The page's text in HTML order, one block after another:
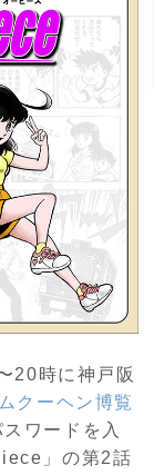
20時に神戸阪
クーヘン博覧
ワードを入
」の第2話